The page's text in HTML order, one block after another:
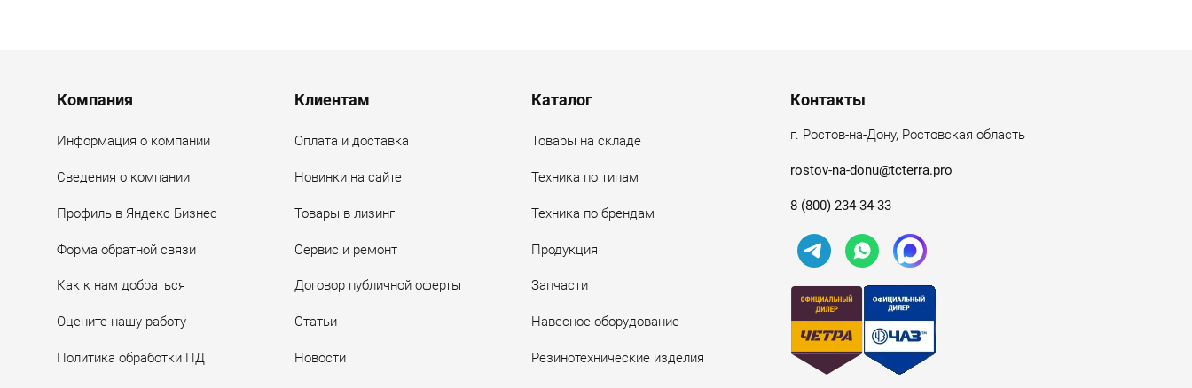
Menu footer
Компания
Информация о компании
Сведения о компании
Профиль в Яндекс Бизнес
Форма обратной связи
Как к нам добраться
Оцените нашу работу
Политика обработки ПД
Клиентам
Оплата и доставка
Новинки на сайте
Товары в лизинг
Сервис и ремонт
Договор публичной оферты
Статьи
Новости
Каталог
Товары на складе
Техника по типам
Техника по брендам
Продукция
Запчасти
Навесное оборудование
Резинотехнические изделия
Контакты
г. Ростов-на-Дону, Ростовская область
rostov-na-donu@tcterra.pro
8 (800) 234-34-33